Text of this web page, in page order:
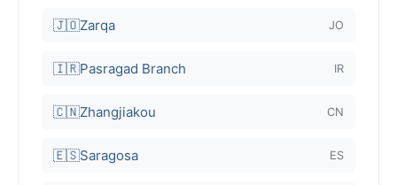
🇯🇴Zarqa JO
🇮🇷Pasragad Branch IR
🇨🇳Zhangjiakou CN
🇪🇸Saragosa ES